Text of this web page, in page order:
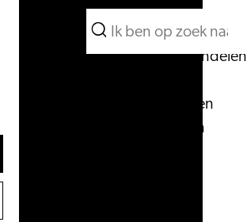
Menu
Zoeken
Wat te doen
Vanaf het water
Fietsen & wandelen
Eten & drinken
Met kinderen
Zoeken